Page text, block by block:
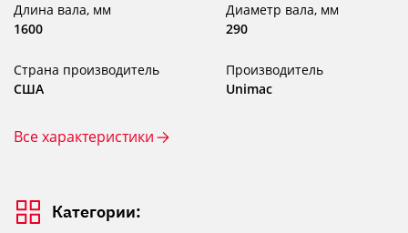
Длина вала, мм
1600
Диаметр вала, мм
290
Страна производитель
США
Производитель
Unimac
Все характеристики
Категории: